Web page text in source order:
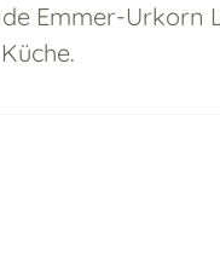
Emmer-Urkorn